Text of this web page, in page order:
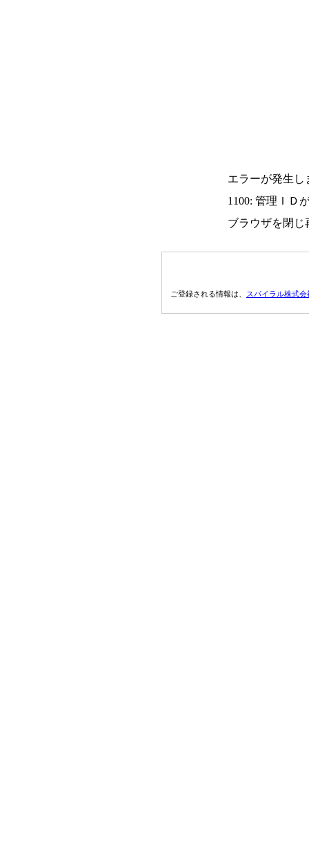
エラーが発生し
1100: 管理ＩＤ
ブラウザを閉じ
ご登録される情報は、 スパイラル株式会